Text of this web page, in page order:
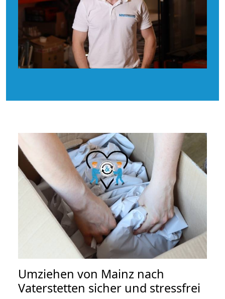
Umziehen von Mainz nach
Vaterstetten sicher und stressfrei